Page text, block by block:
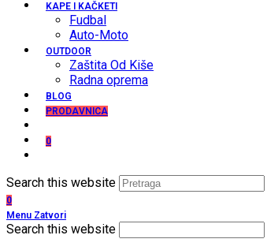
KAPE I KAČKETI
Fudbal
Auto-Moto
OUTDOOR
Zaštita Od Kiše
Radna oprema
BLOG
PRODAVNICA
0
Search this website
0
Menu Zatvori
Search this website